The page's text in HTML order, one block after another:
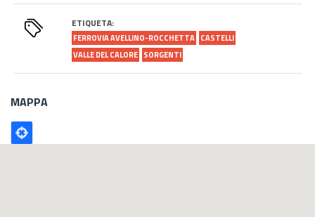
ETIQUETA:
FERROVIA AVELLINO-ROCCHETTA CASTELLI
VALLE DEL CALORE SORGENTI
MAPPA
Poligono
GEO